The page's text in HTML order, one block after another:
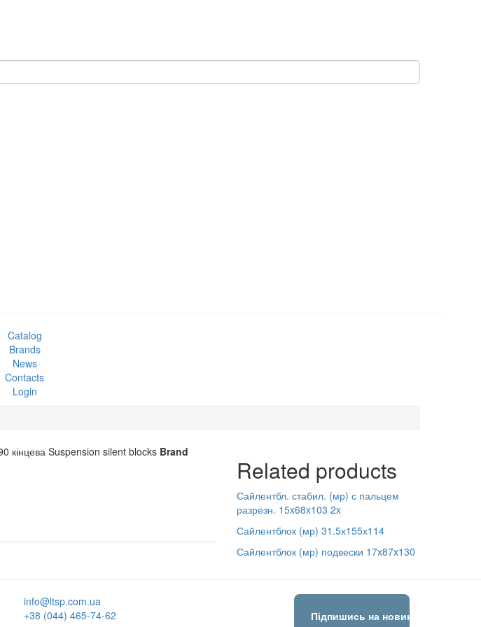
Catalog
Brands
News
Contacts
Login
кінцева Suspension silent blocks Brand
Related products
Сайлентбл. стабил. (мр) с пальцем
разрезн. 15x68x103 2x
Сайлентблок (мр) 31.5х155х114
Сайлентблок (мр) подвески 17x87x130
info@ltsp.com.ua
+38 (044) 465-74-62
Підпишись на новини!